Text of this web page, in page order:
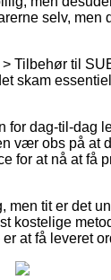
selv,
Tilbehør til
skam
dag-til-dag
vær obs på at
for at nå at få
tit er det
kostelige
at få leveret